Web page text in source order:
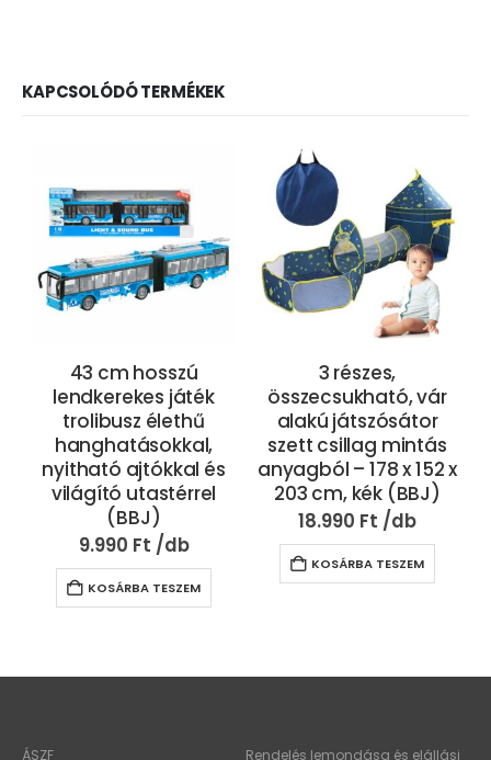
KAPCSOLÓDÓ TERMÉKEK
43 cm hosszú
lendkerekes játék
trolibusz élethű
hanghatásokkal,
nyitható ajtókkal és
világító utastérrel
(BBJ)
9.990 Ft
KOSÁRBA TESZEM
3 részes,
összecsukható, vár
alakú játszósátor
szett csillag mintás
anyagból – 178 x 152 x
203 cm, kék (BBJ)
18.990 Ft
KOSÁRBA TESZEM
ÁSZF Rendelés lemondása és elállási